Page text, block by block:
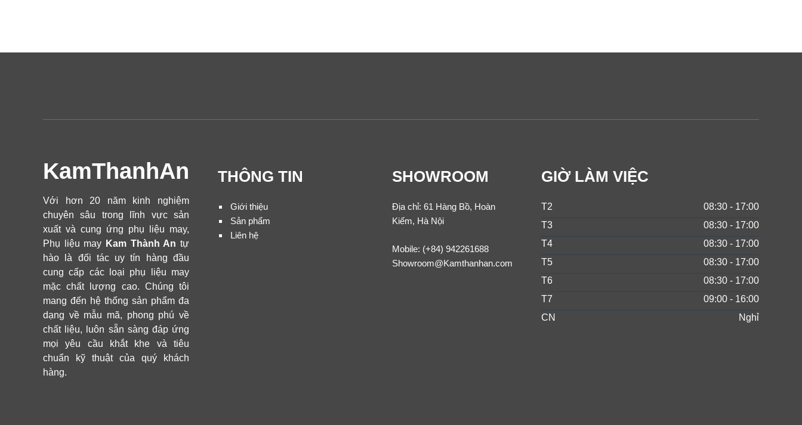
KamThanhAn
Với hơn 20 năm kinh nghiệm
chuyên sâu trong lĩnh vực sản
xuất và cung ứng phụ liệu may,
Phụ liệu may Kam Thành An tự
hào là đối tác uy tín hàng đầu
cung cấp các loại phụ liệu may
mặc chất lượng cao. Chúng tôi
mang đến hệ thống sản phẩm đa
dạng về mẫu mã, phong phú về
chất liệu, luôn sẵn sàng đáp ứng
mọi yêu cầu khắt khe và tiêu
chuẩn kỹ thuật của quý khách
hàng.
THÔNG TIN
Giới thiệu
Sản phẩm
Liên hệ
SHOWROOM
Địa chỉ: 61 Hàng Bồ, Hoàn
Kiếm, Hà Nội
Mobile: (+84) 942261688
Showroom@Kamthanhan.com
GIỜ LÀM VIỆC
T2
08:30 - 17:00
T3
08:30 - 17:00
T4
08:30 - 17:00
T5
08:30 - 17:00
T6
08:30 - 17:00
T7
09:00 - 16:00
CN
Nghỉ